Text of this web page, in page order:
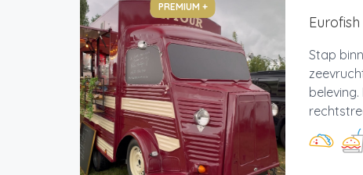
PREMIUM +
Stap